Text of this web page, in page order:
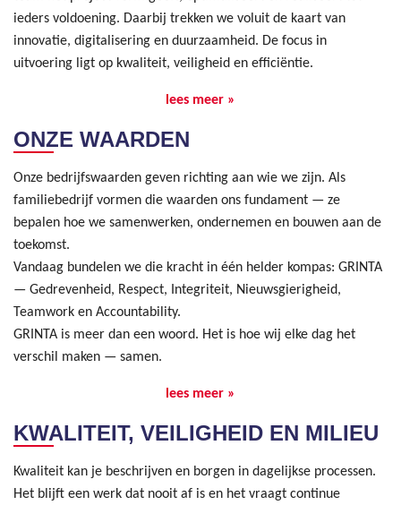
ieders voldoening. Daarbij trekken we voluit de kaart van
innovatie, digitalisering en duurzaamheid. De focus in
uitvoering ligt op kwaliteit, veiligheid en efficiëntie.
lees meer »
ONZE WAARDEN
Onze bedrijfswaarden geven richting aan wie we zijn. Als
familiebedrijf vormen die waarden ons fundament — ze
bepalen hoe we samenwerken, ondernemen en bouwen aan de
toekomst.
Vandaag bundelen we die kracht in één helder kompas: GRINTA
— Gedrevenheid, Respect, Integriteit, Nieuwsgierigheid,
Teamwork en Accountability.
GRINTA is meer dan een woord. Het is hoe wij elke dag het
verschil maken — samen.
lees meer »
KWALITEIT, VEILIGHEID EN MILIEU
Kwaliteit kan je beschrijven en borgen in dagelijkse processen.
Het blijft een werk dat nooit af is en het vraagt continue